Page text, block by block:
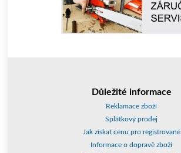
Důležité informace
Reklamace zboží
Splátkový prodej
Jak získat cenu pro registrované
Informace o dopravě zboží